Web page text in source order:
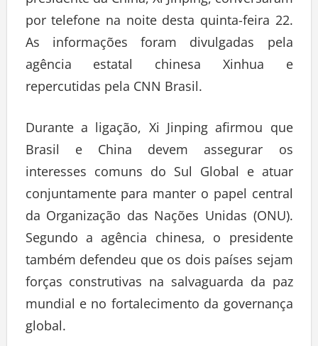
por telefone na noite desta quinta-feira 22.
As informações foram divulgadas pela
agência estatal chinesa Xinhua e
repercutidas pela CNN Brasil.
Durante a ligação, Xi Jinping afirmou que
Brasil e China devem assegurar os
interesses comuns do Sul Global e atuar
conjuntamente para manter o papel central
da Organização das Nações Unidas (ONU).
Segundo a agência chinesa, o presidente
também defendeu que os dois países sejam
forças construtivas na salvaguarda da paz
mundial e no fortalecimento da governança
global.